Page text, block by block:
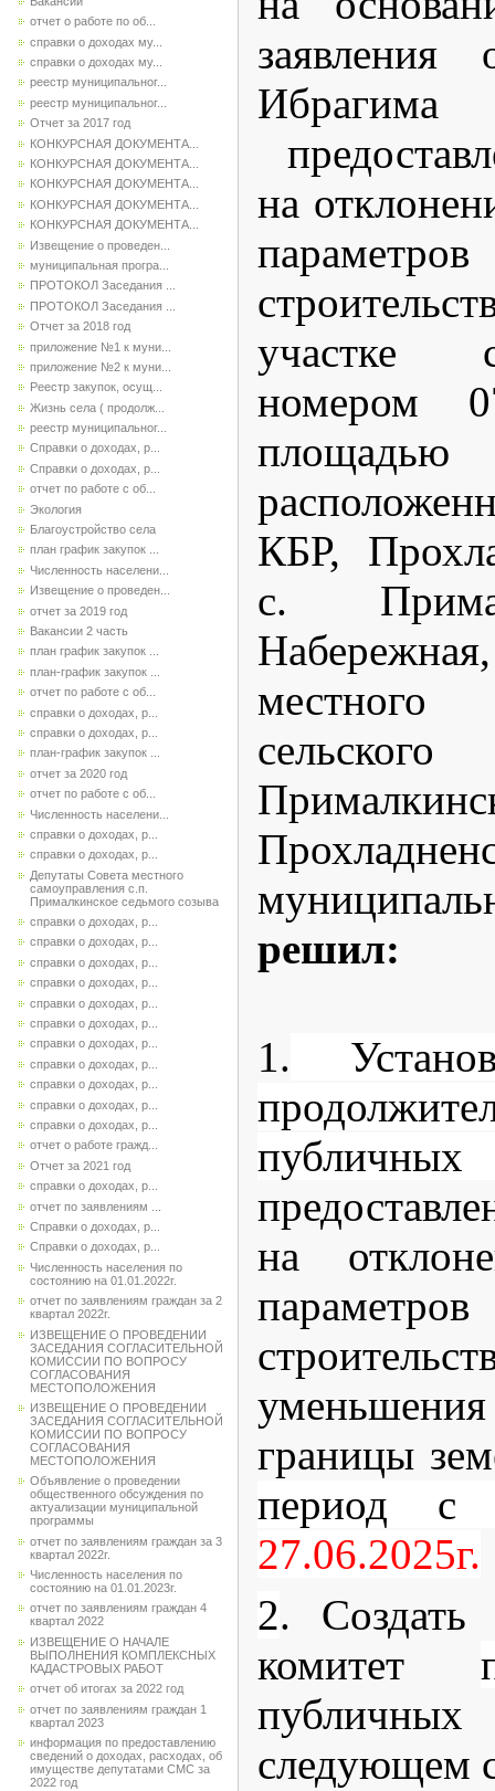
отчет о работе по об...
справки о доходах му...
справки о доходах му...
реестр муниципальног...
реестр муниципальног...
Отчет за 2017 год
КОНКУРСНАЯ ДОКУМЕНТА...
КОНКУРСНАЯ ДОКУМЕНТА...
КОНКУРСНАЯ ДОКУМЕНТА...
КОНКУРСНАЯ ДОКУМЕНТА...
КОНКУРСНАЯ ДОКУМЕНТА...
Извещение о проведен...
муниципальная програ...
ПРОТОКОЛ Заседания ...
ПРОТОКОЛ Заседания ...
Отчет за 2018 год
приложение №1 к муни...
приложение №2 к муни...
Реестр закупок, осущ...
Жизнь села ( продолж...
реестр муниципальног...
Справки о доходах, р...
Справки о доходах, р...
отчет по работе с об...
Экология
Благоустройство села
план график закупок ...
Численность населени...
Извещение о проведен...
отчет за 2019 год
Вакансии 2 часть
план график закупок ...
план-график закупок ...
отчет по работе с об...
справки о доходах, р...
справки о доходах, р...
план-график закупок ...
отчет за 2020 год
отчет по работе с об...
Численность населени...
справки о доходах, р...
справки о доходах, р...
Депутаты Совета местного
самоуправления с.п.
Прималкинское седьмого созыва
справки о доходах, р...
справки о доходах, р...
справки о доходах, р...
справки о доходах, р...
справки о доходах, р...
справки о доходах, р...
справки о доходах, р...
справки о доходах, р...
справки о доходах, р...
справки о доходах, р...
справки о доходах, р...
отчет о работе гражд...
Отчет за 2021 год
справки о доходах, р...
отчет по заявлениям ...
Справки о доходах, р...
Справки о доходах, р...
Численность населения по
состоянию на 01.01.2022г.
отчет по заявлениям граждан за 2
квартал 2022г.
ИЗВЕЩЕНИЕ О ПРОВЕДЕНИИ
ЗАСЕДАНИЯ СОГЛАСИТЕЛЬНОЙ
КОМИССИИ ПО ВОПРОСУ
СОГЛАСОВАНИЯ
МЕСТОПОЛОЖЕНИЯ
ИЗВЕЩЕНИЕ О ПРОВЕДЕНИИ
ЗАСЕДАНИЯ СОГЛАСИТЕЛЬНОЙ
КОМИССИИ ПО ВОПРОСУ
СОГЛАСОВАНИЯ
МЕСТОПОЛОЖЕНИЯ
Объявление о проведении
общественного обсуждения по
актуализации муниципальной
программы
отчет по заявлениям граждан за 3
квартал 2022г.
Численность населения по
состоянию на 01.01.2023г.
отчет по заявлениям граждан 4
квартал 2022
ИЗВЕЩЕНИЕ О НАЧАЛЕ
ВЫПОЛНЕНИЯ КОМПЛЕКСНЫХ
КАДАСТРОВЫХ РАБОТ
отчет об итогах за 2022 год
отчет по заявлениям граждан 1
квартал 2023
информация по предоставлению
сведений о доходах, расходах, об
имуществе депутатами СМС за
2022 год
заявления
на
участке
номером
КБР,
с.
местного
решил:
1.
на
границы
период с
27.06.2025г.
2. Создать
комитет
следующем